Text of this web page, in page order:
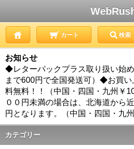
カート 検索
お知らせ
◆レターパックプラス取り扱い始
まで600円で全国発送可）◆お買
料無料！！（中国・四国・九州￥
００円未満の場合は、北海道から
円となります。（中国・四国・九
カテゴリー